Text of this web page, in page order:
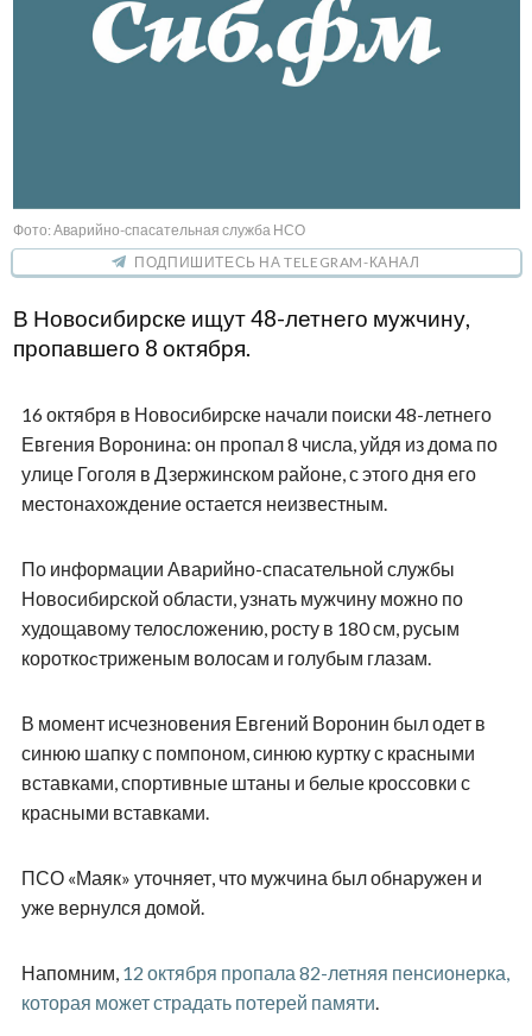
Фото: Аварийно-спасательная служба НСО
ПОДПИШИТЕСЬ НА TELEGRAM-КАНАЛ
В Новосибирске ищут 48-летнего мужчину,
пропавшего 8 октября.
16 октября в Новосибирске начали поиски 48-летнего
Евгения Воронина: он пропал 8 числа, уйдя из дома по
улице Гоголя в Дзержинском районе, с этого дня его
местонахождение остается неизвестным.
По информации Аварийно-спасательной службы
Новосибирской области, узнать мужчину можно по
худощавому телосложению, росту в 180 см, русым
короткоcтриженым волосам и голубым глазам.
В момент исчезновения Евгений Воронин был одет в
синюю шапку с помпоном, синюю куртку с красными
вставками, спортивные штаны и белые кроссовки с
красными вставками.
ПСО «Маяк» уточняет, что мужчина был обнаружен и
уже вернулся домой.
Напомним, 12 октября пропала 82-летняя пенсионерка,
которая может страдать потерей памяти.